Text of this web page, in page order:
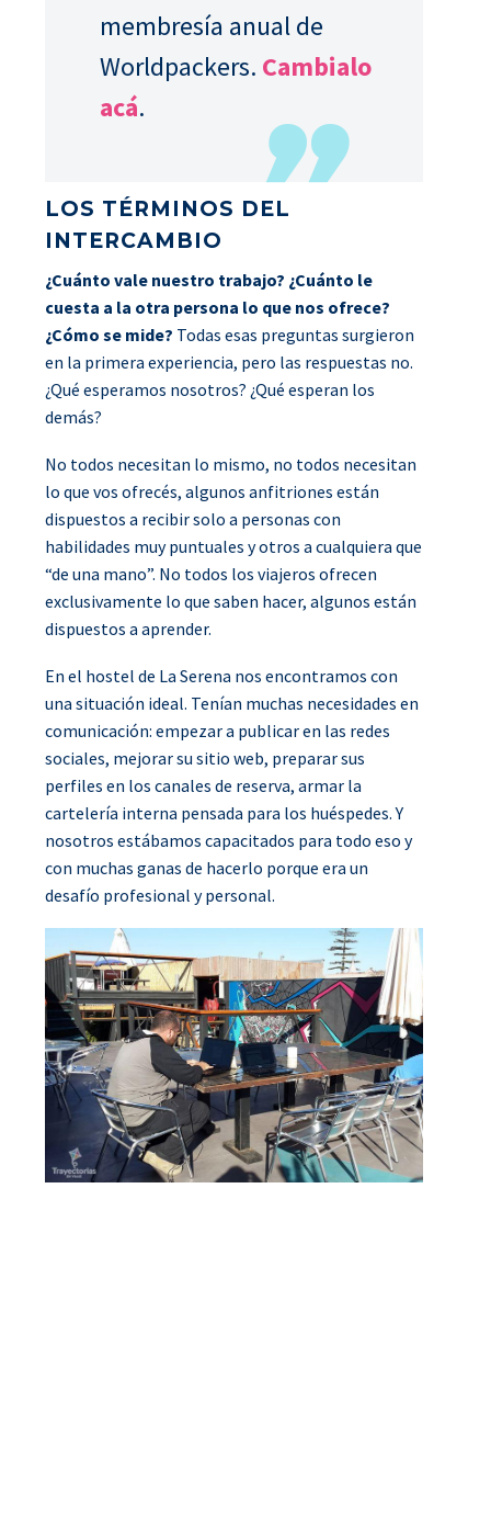
membresía anual de
Worldpackers. Cambialo
acá.
LOS TÉRMINOS DEL
INTERCAMBIO
¿Cuánto vale nuestro trabajo? ¿Cuánto le
cuesta a la otra persona lo que nos ofrece?
¿Cómo se mide? Todas esas preguntas surgieron
en la primera experiencia, pero las respuestas no.
¿Qué esperamos nosotros? ¿Qué esperan los
demás?
No todos necesitan lo mismo, no todos necesitan
lo que vos ofrecés, algunos anfitriones están
dispuestos a recibir solo a personas con
habilidades muy puntuales y otros a cualquiera que
“de una mano”. No todos los viajeros ofrecen
exclusivamente lo que saben hacer, algunos están
dispuestos a aprender.
En el hostel de La Serena nos encontramos con
una situación ideal. Tenían muchas necesidades en
comunicación: empezar a publicar en las redes
sociales, mejorar su sitio web, preparar sus
perfiles en los canales de reserva, armar la
cartelería interna pensada para los huéspedes. Y
nosotros estábamos capacitados para todo eso y
con muchas ganas de hacerlo porque era un
desafío profesional y personal.